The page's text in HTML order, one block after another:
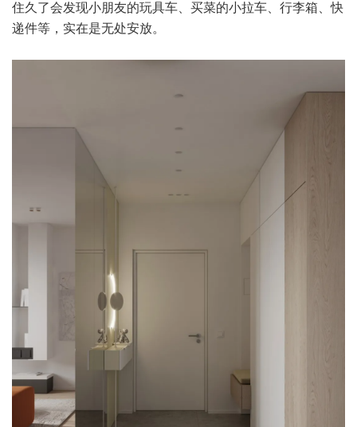
住久了会发现小朋友的玩具车、买菜的小拉车、行李箱、快
递件等，实在是无处安放。